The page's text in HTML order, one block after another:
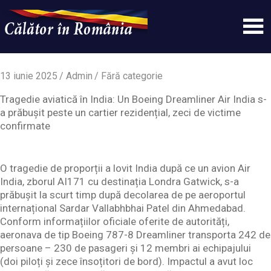
content
Calatorinromania
simplu
WordPress
13 iunie 2025 Admin Fără categorie
Tragedie aviatică în India: Un Boeing Dreamliner Air India s-
a prăbușit peste un cartier rezidențial, zeci de victime
confirmate
O tragedie de proporții a lovit India după ce un avion Air
India, zborul AI171 cu destinația Londra Gatwick, s-a
prăbușit la scurt timp după decolarea de pe aeroportul
internațional Sardar Vallabhbhai Patel din Ahmedabad.
Conform informațiilor oficiale oferite de autorități,
aeronava de tip Boeing 787-8 Dreamliner transporta 242 de
persoane – 230 de pasageri și 12 membri ai echipajului
(doi piloți și zece însoțitori de bord). Impactul a avut loc